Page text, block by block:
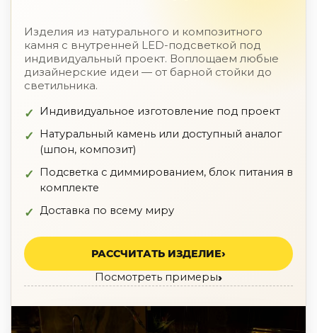
По назначению
Освещение для HoReCa
Производство светильников
Техническое и архитектурное освещение
Ретро электрика
Творческая мастерская (латунь, медь)
Коллекции освещения
ALEBASTRO — Alebastr
RAY — Architectural
KOBO — Scandinavian
По стилям
Органик модерн
Хрусталь
Изделия из натурального и композитного
камня с внутренней LED-подсветкой под
индивидуальный проект. Воплощаем любые
дизайнерские идеи — от барной стойки до
светильника.
Индивидуальное изготовление под проект
Натуральный камень или доступный аналог
(шпон, композит)
Подсветка с диммированием, блок питания в
комплекте
Доставка по всему миру
РАССЧИТАТЬ ИЗДЕЛИЕ
Посмотреть примеры